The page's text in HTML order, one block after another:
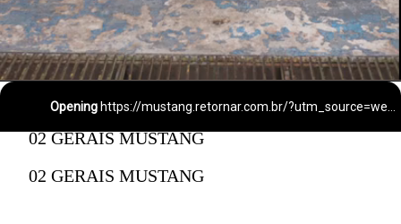
Opening
02 GERAIS MUSTANG
02 GERAIS MUSTANG